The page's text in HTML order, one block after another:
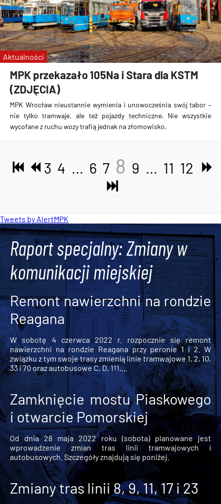
MPK przekazało 105Na i Stara dla KSTM
(ZDJĘCIA)
MPK Wrocław nieustannie wymienia i unowocześnia swój tabor –
nie tylko tramwaje, ale też pojazdy techniczne. Nie wszystkie
wycofane z ruchu wozy trafią jednak na złomowisko.
Aktualności
3 4 ... 6 7 8 9 ... 11 12
Tweets by AlertMPK
Raport specjalny: Zmiany w
komunikacji miejskiej
Remont nawierzchni na rondzie
Reagana
W sobotę 4 czerwca 2022 r. rozpocznie się remont
nawierzchni na rondzie Reagana przy peronie 1 i 2. W
związku z tym swoje trasy zmienią linie tramwajowe 1, 2, 10,
33 i 70 oraz autobusowe C, D, 111,...
Zamknięcie mostu Piaskowego
i otwarcie Pomorskiej
Od dnia 28 maja 2022 roku (sobota) planowane jest
wprowadzenie zmian tras linii tramwajowych i
autobusowych. Szczegóły znajdują się poniżej.
Zmiany tras linii 8, 9, 11, 17 i 23